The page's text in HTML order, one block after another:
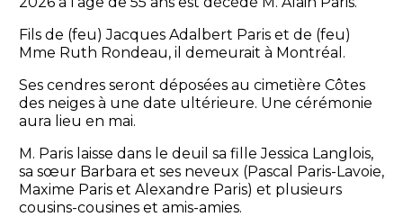
Fils de (feu) Jacques Adalbert Paris et de (feu)
Mme Ruth Rondeau, il demeurait à Montréal.
Ses cendres seront déposées au cimetière Côtes
des neiges à une date ultérieure. Une cérémonie
aura lieu en mai.
M. Paris laisse dans le deuil sa fille Jessica Langlois,
sa sœur Barbara et ses neveux (Pascal Paris-Lavoie,
Maxime Paris et Alexandre Paris) et plusieurs
cousins-cousines et amis-amies.